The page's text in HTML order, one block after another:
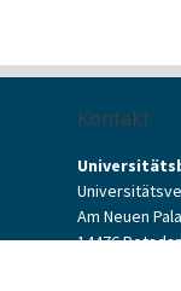
Kontakt
Am Neuen
14476